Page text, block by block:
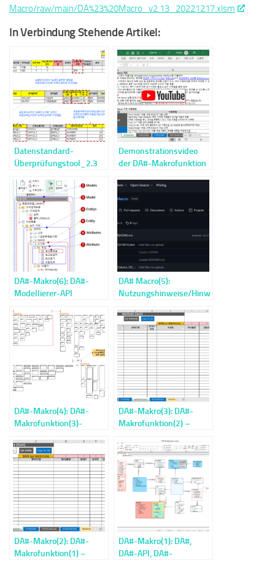
Macro/raw/main/DA%23%20Macro_v2.13_20221217.xlsm
In Verbindung Stehende Artikel:
Datenstandard-
Überprüfungstool_2.3
Datenstandard-
Wörterbuchs
Demonstrationsvideo
der DA#-Makrofunktion
DA#-Makro(6): DA#-
Modellierer-API
DA# Macro(5):
Nutzungshinweise/Hinweise,
hinzuzufügende
Funktionen, Hinweise
DA#-Makro(4): DA#-
Makrofunktion(3)-
DA#-Makro(3): DA#-
Makrofunktion(2) –
DA#-Makro(2): DA#-
Makrofunktion(1) –
DA#-Makro(1): DA#,
DA#-API, DA#-